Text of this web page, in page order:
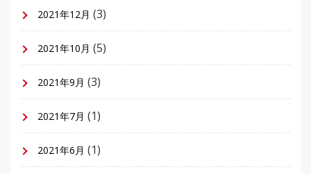
2021年12月 (3)
2021年10月 (5)
2021年9月 (3)
2021年7月 (1)
2021年6月 (1)